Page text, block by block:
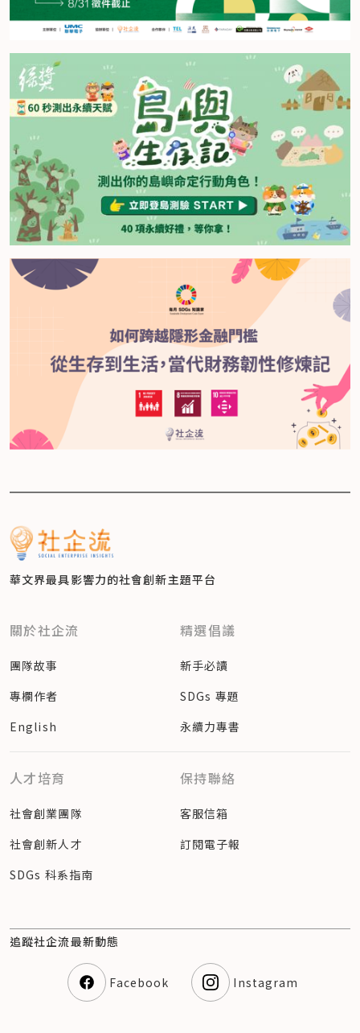
華文界最具影響力的社會創新主題平台
關於社企流
團隊故事
專欄作者
English
精選倡議
新手必讀
SDGs 專題
永續力專書
人才培育
社會創業團隊
社會創新人才
SDGs 科系指南
保持聯絡
客服信箱
訂閱電子報
追蹤社企流最新動態
Facebook Instagram